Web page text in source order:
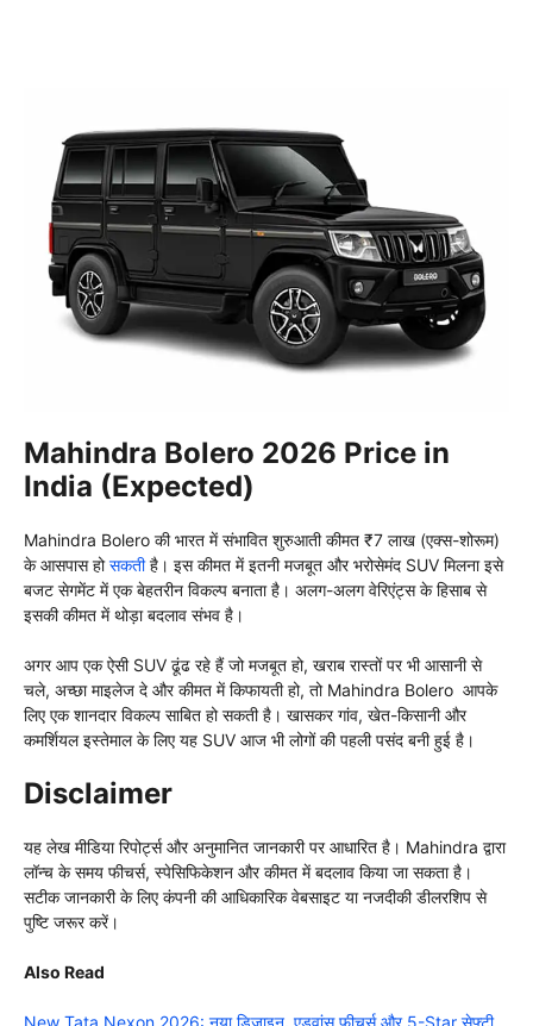
Mahindra Bolero 2026 Price in
India (Expected)
Mahindra Bolero की भारत में संभावित शुरुआती कीमत ₹7 लाख (एक्स-शोरूम)
के आसपास होसकतीहै। इस कीमत में इतनी मजबूत और भरोसेमंद SUV मिलना इसे
बजट सेगमेंट में एक बेहतरीन विकल्प बनाता है। अलग-अलग वेरिएंट्स के हिसाब से
इसकी कीमत में थोड़ा बदलाव संभव है।
अगर आप एक ऐसी SUV ढूंढ रहे हैं जो मजबूत हो, खराब रास्तों पर भी आसानी से
चले, अच्छा माइलेज दे और कीमत में किफायती हो, तो Mahindra Bolero आपके
लिए एक शानदार विकल्प साबित हो सकती है। खासकर गांव, खेत-किसानी और
कमर्शियल इस्तेमाल के लिए यह SUV आज भी लोगों की पहली पसंद बनी हुई है।
Disclaimer
यह लेख मीडिया रिपोर्ट्स और अनुमानित जानकारी पर आधारित है। Mahindra द्वारा
लॉन्च के समय फीचर्स, स्पेसिफिकेशन और कीमत में बदलाव किया जा सकता है।
सटीक जानकारी के लिए कंपनी की आधिकारिक वेबसाइट या नजदीकी डीलरशिप से
पुष्टि जरूर करें।
Also Read